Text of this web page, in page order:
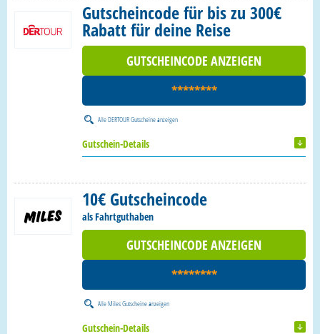
Gutscheincode für bis zu 300€
Rabatt für deine Reise
GUTSCHEINCODE ANZEIGEN
********
AlleDERTOUR Gutscheineanzeigen
Gutschein-Details
10€ Gutscheincode
als Fahrtguthaben
GUTSCHEINCODE ANZEIGEN
********
AlleMiles Gutscheineanzeigen
Gutschein-Details